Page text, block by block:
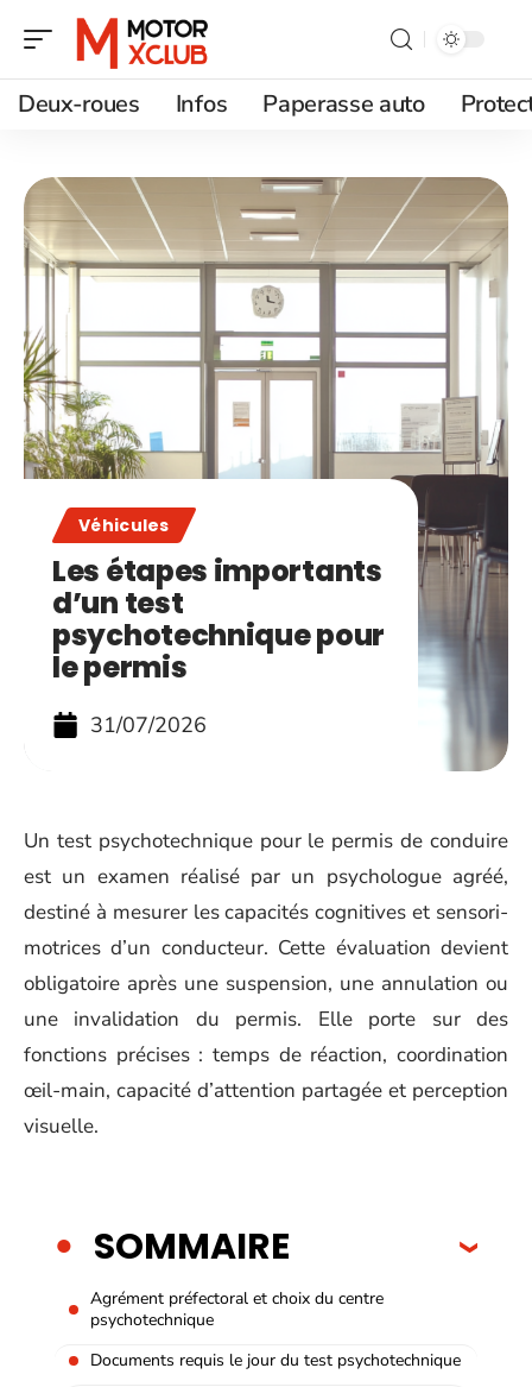
Deux-roues Infos Paperasse auto
Véhicules
Les étapes importants
d’un test
psychotechnique pour
le permis
31/07/2026
Un test psychotechnique pour le permis de conduire
est un examen réalisé par un psychologue agréé,
destiné à mesurer les capacités cognitives et sensori-
motrices d’un conducteur. Cette évaluation devient
obligatoire après une suspension, une annulation ou
une invalidation du permis. Elle porte sur des
fonctions précises : temps de réaction, coordination
œil-main, capacité d’attention partagée et perception
visuelle.
SOMMAIRE
Agrément préfectoral et choix du centre
psychotechnique
Documents requis le jour du test psychotechnique